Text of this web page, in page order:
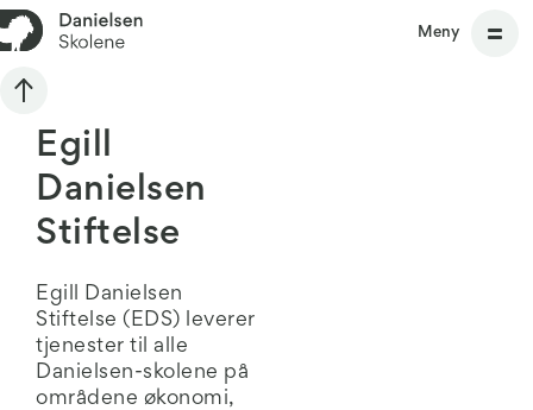
Meny
Egill
Danielsen
Stiftelse
Egill Danielsen
Stiftelse (EDS) leverer
tjenester til alle
Danielsen-skolene på
områdene økonomi,